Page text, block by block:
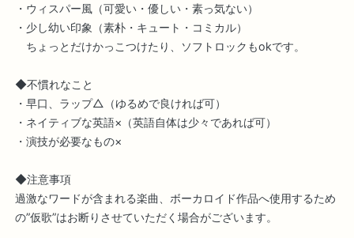
・ウィスパー風（可愛い・優しい・素っ気ない）
・少し幼い印象（素朴・キュート・コミカル）
ちょっとだけかっこつけたり、ソフトロックもokです。
◆不慣れなこと
・早口、ラップ△（ゆるめで良ければ可）
・ネイティブな英語×（英語自体は少々であれば可）
・演技が必要なもの×
◆注意事項
過激なワードが含まれる楽曲、ボーカロイド作品へ使用するため
の”仮歌”はお断りさせていただく場合がございます。